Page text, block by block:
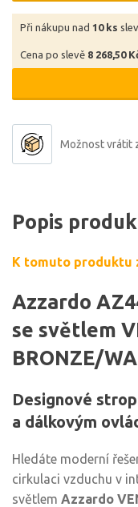
Při nákupu nad 10 ks
Cena po slevě 8 268,50
Možnost vrátit
Popis
K tomuto produktu
Azzardo
se světlem
BRONZE/
Designové
a dálkovým
Hledáte moderní
cirkulaci vzduchu v
světlem Azzardo